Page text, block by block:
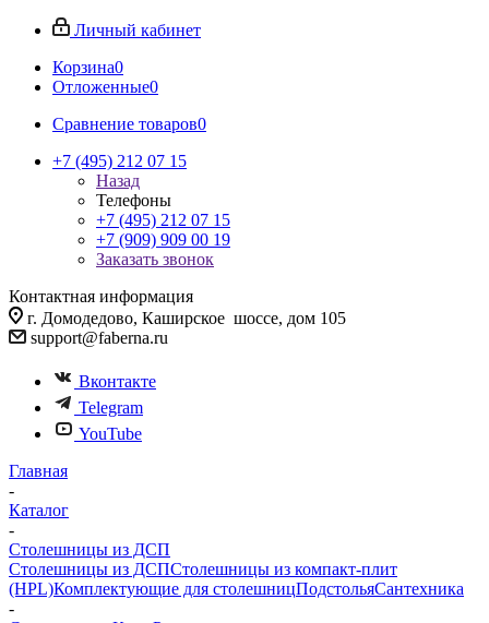
Личный кабинет
Корзина0
Отложенные0
Сравнение товаров0
+7 (495) 212 07 15
Назад
Телефоны
+7 (495) 212 07 15
+7 (909) 909 00 19
Заказать звонок
Контактная информация
г. Домодедово, Каширское шоссе, дом 105
support@faberna.ru
Вконтакте
Telegram
YouTube
Главная
-
Каталог
-
Столешницы из ДСП
Столешницы из ДСПСтолешницы из компакт-плит
(HPL)Комплектующие для столешницПодстольяСантехника
-